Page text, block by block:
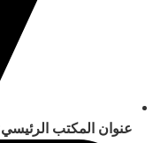
عنوان المكتب